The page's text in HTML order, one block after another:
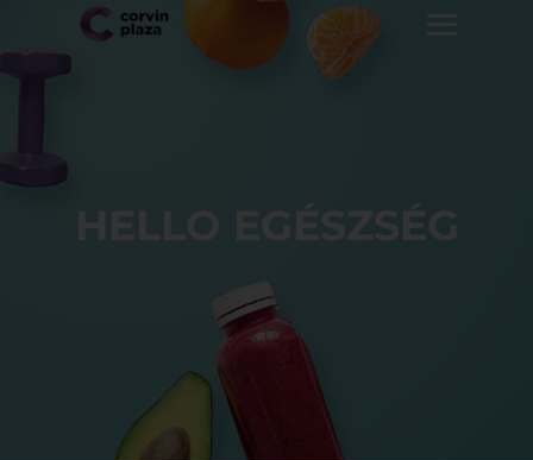
HELLO EGÉSZSÉG